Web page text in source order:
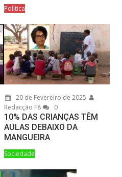
Política
20 de Fevereiro de 2025
Redacção F8
0
10% DAS CRIANÇAS TÊM
AULAS DEBAIXO DA
MANGUEIRA
Sociedade